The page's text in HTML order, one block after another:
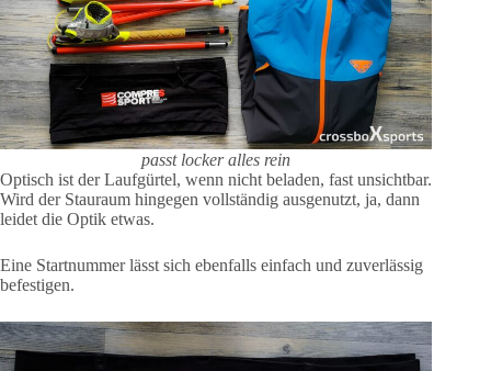
passt locker alles rein
Optisch ist der Laufgürtel, wenn nicht beladen, fast unsichtbar.
Wird der Stauraum hingegen vollständig ausgenutzt, ja, dann
leidet die Optik etwas.
Eine Startnummer lässt sich ebenfalls einfach und zuverlässig
befestigen.